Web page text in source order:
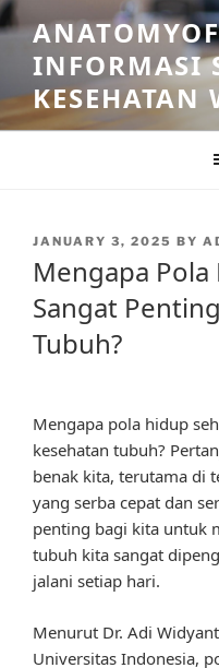
Skip
to
contentINFORMASI
KESEHATAN
POSTED
JANUARY 3, 2025 BY
Mengapa
Sangat
Tubuh?
Mengapa pola hidup
kesehatan tubuh?
benak kita, terutama di
yang serba cepat dan
penting bagi kita untuk
tubuh kita sangat
jalani setiap hari.
Menurut Dr. Adi
Universitas Indonesia,